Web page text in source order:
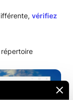
vérifiez